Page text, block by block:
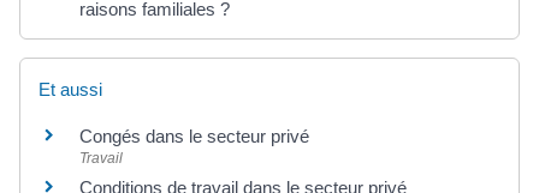
raisons familiales ?
Et aussi
Congés dans le secteur privé
Travail
Conditions de travail dans le secteur privé